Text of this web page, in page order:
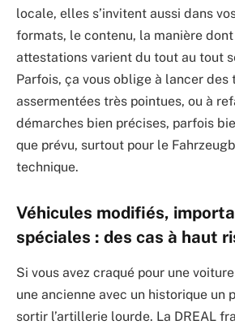
locale, elles s’invitent aussi dans
formats, le contenu, la manière
attestations varient du tout au tout
Parfois, ça vous oblige à lancer des
assermentées très pointues, ou à
démarches bien précises, parfois
que prévu, surtout pour le
technique.
Véhicules modifiés,
spéciales : des cas à haut
Si vous avez craqué pour une
une ancienne avec un historique un
sortir l’artillerie lourde. La DREAL